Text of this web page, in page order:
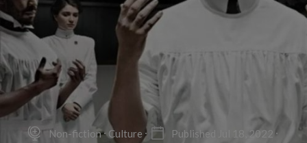
Non-fiction Culture
Published Jul 18, 2022